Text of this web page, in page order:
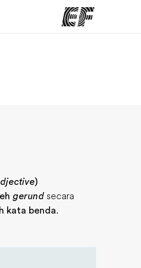
)
gerund secara
kata benda.